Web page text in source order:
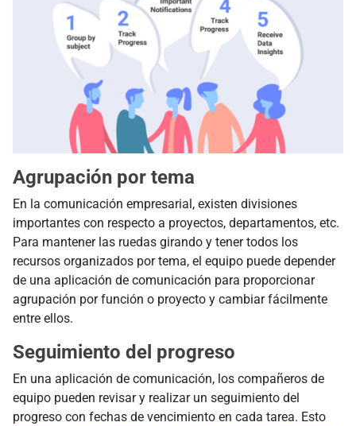
Agrupación por tema
En la comunicación empresarial, existen divisiones
importantes con respecto a proyectos, departamentos, etc.
Para mantener las ruedas girando y tener todos los
recursos organizados por tema, el equipo puede depender
de una aplicación de comunicación para proporcionar
agrupación por función o proyecto y cambiar fácilmente
entre ellos.
Seguimiento del progreso
En una aplicación de comunicación, los compañeros de
equipo pueden revisar y realizar un seguimiento del
progreso con fechas de vencimiento en cada tarea. Esto